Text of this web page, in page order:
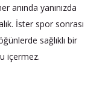
anında yanınızda
İster spor sonrası
sağlıklı bir
içermez.